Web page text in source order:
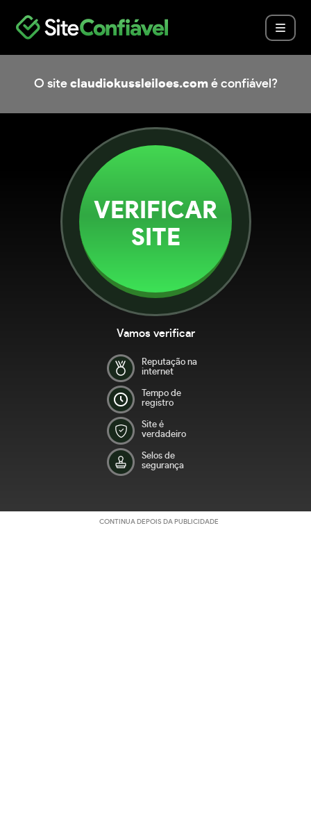
O site claudiokussleiloes.com é confiável?
VERIFICAR
SITE
Vamos verificar
Reputação na
internet
Tempo de
registro
Site é
verdadeiro
Selos de
segurança
CONTINUA DEPOIS DA PUBLICIDADE